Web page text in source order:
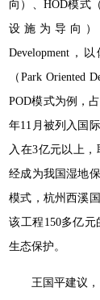
向）、HOD模式
设施为导向）、
Development，
（Park Oriented
POD模式为例，
年11月被列入国
入在3亿元以上
经成为我国湿地
模式，杭州西溪
该工程150多亿
生态保护。
王国平建议